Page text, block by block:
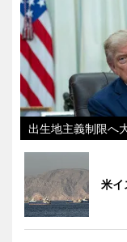
出生地主義制限へ
米イ